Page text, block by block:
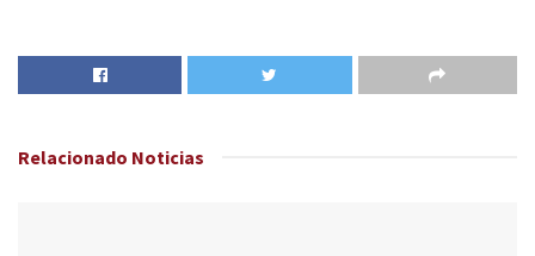
Relacionado Noticias